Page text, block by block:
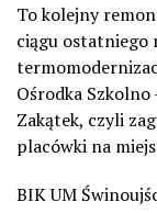
To kolejny
ciągu ostatniego
Ośrodka
Zakątek, czyli
placówki na
BIK UM